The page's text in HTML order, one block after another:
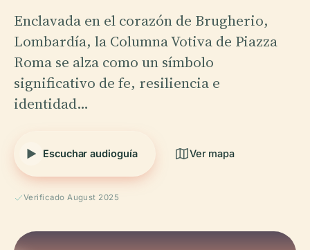
Enclavada en el corazón de Brugherio,
Lombardía, la Columna Votiva de Piazza
Roma se alza como un símbolo
significativo de fe, resiliencia e
identidad…
Escuchar audioguía Ver mapa
Verificado August 2025